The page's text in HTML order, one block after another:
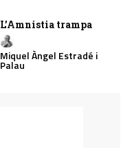
L’Amnistia trampa
Miquel Àngel Estradé i
Palau